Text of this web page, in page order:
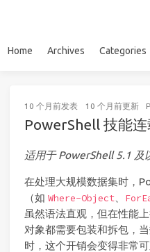
Home Archives Categories
10 个月前发表 10 个月前更新
PowerShell 技能
适用于 PowerShell 5.1 及
在处理大规模数据集时，
（如 Where-Object
虽然语法直观，但在性能
对象都需要包装和拆包，
时，这个开销会变得非常可